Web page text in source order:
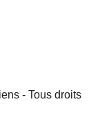
- Tous droits